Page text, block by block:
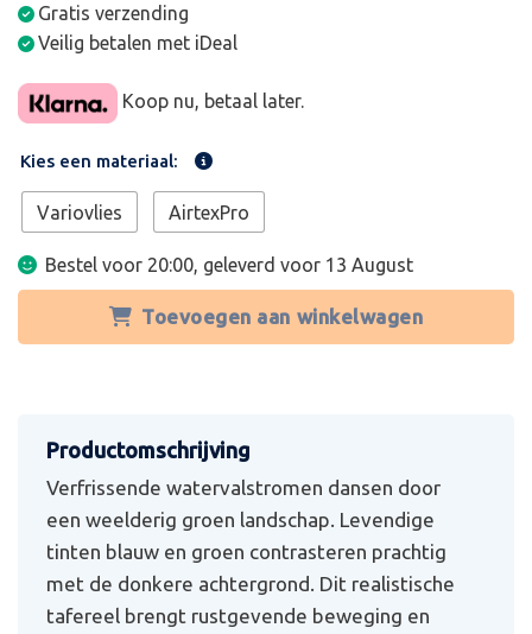
Gratis verzending
Veilig betalen met iDeal
Koop nu, betaal later.
Kies een materiaal:
Variovlies AirtexPro
Bestel voor 20:00, geleverd voor 13 August
Toevoegen aan winkelwagen
Verfrissende watervalstromen dansen door
een weelderig groen landschap. Levendige
tinten blauw en groen contrasteren prachtig
met de donkere achtergrond. Dit realistische
tafereel brengt rustgevende beweging en